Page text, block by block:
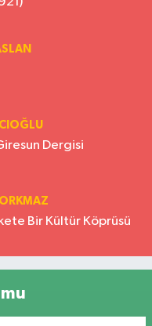
Dergisi
Bir Kültür Köprüsü